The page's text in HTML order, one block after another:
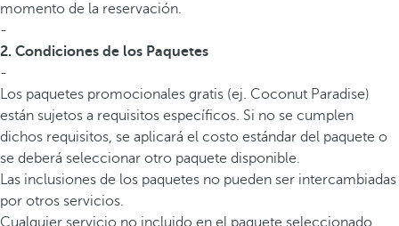
momento de la reservación.
-
2. Condiciones de los Paquetes
-
Los paquetes promocionales gratis (ej. Coconut Paradise)
están sujetos a requisitos específicos. Si no se cumplen
dichos requisitos, se aplicará el costo estándar del paquete o
se deberá seleccionar otro paquete disponible.
Las inclusiones de los paquetes no pueden ser intercambiadas
por otros servicios.
Cualquier servicio no incluido en el paquete seleccionado